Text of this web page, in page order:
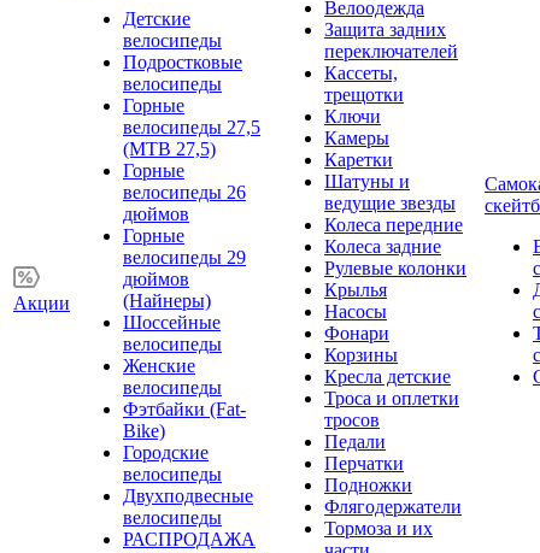
Акции
Детские
велосипеды
Подростковые
велосипеды
Горные
велосипеды 27,5
(MTB 27,5)
Горные
велосипеды 26
дюймов
Горные
велосипеды 29
дюймов
(Найнеры)
Шоссейные
велосипеды
Женские
велосипеды
Фэтбайки (Fat-
Bike)
Городские
велосипеды
Двухподвесные
велосипеды
РАСПРОДАЖА
Велоодежда
Защита задних
переключателей
Кассеты,
трещотки
Ключи
Камеры
Каретки
Шатуны и
ведущие звезды
Колеса передние
Колеса задние
Рулевые колонки
Крылья
Насосы
Фонари
Корзины
Кресла детские
Троса и оплетки
тросов
Педали
Перчатки
Подножки
Флягодержатели
Тормоза и их